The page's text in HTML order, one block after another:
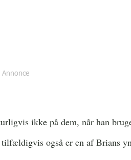
ikke på dem, når han
også er en af Brians